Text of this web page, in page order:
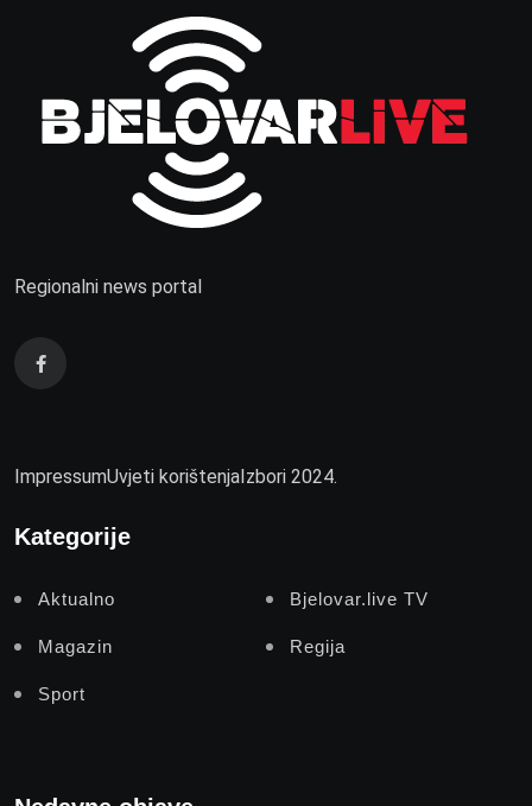
Regionalni news portal
ImpressumUvjeti korištenja Izbori 2024.
Kategorije
Aktualno Bjelovar.live TV
Magazin Regija
Sport